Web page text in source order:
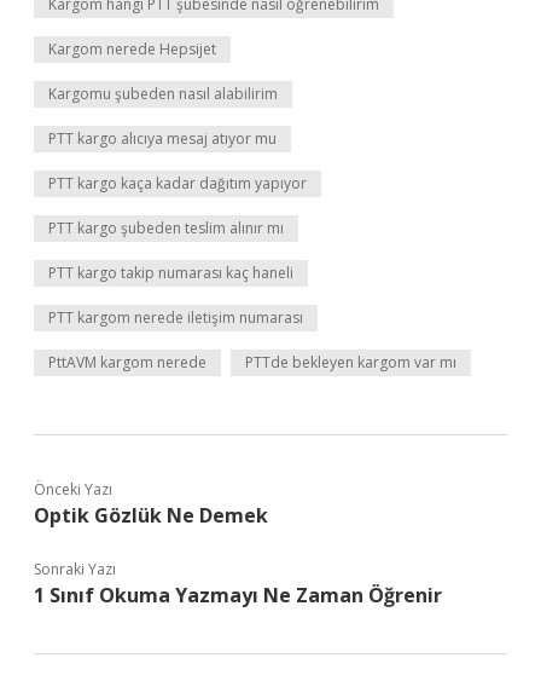
Kargom hangi PTT şubesinde nasıl öğrenebilirim
Kargom nerede Hepsijet
Kargomu şubeden nasıl alabilirim
PTT kargo alıcıya mesaj atıyor mu
PTT kargo kaça kadar dağıtım yapıyor
PTT kargo şubeden teslim alınır mı
PTT kargo takip numarası kaç haneli
PTT kargom nerede iletişim numarası
PttAVM kargom nerede PTTde bekleyen kargom var mı
Önceki Yazı
Optik Gözlük Ne Demek
Sonraki Yazı
1 Sınıf Okuma Yazmayı Ne Zaman Öğrenir